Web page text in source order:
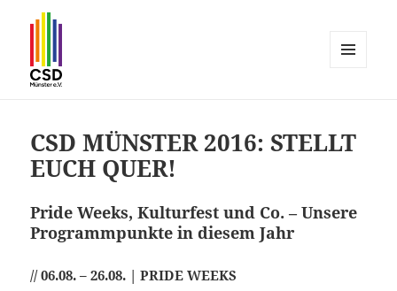
CSD MÜNSTER 2016: STELLT
EUCH QUER!
Pride Weeks, Kulturfest und Co. – Unsere
Programmpunkte in diesem Jahr
// 06.08. – 26.08. | PRIDE WEEKS